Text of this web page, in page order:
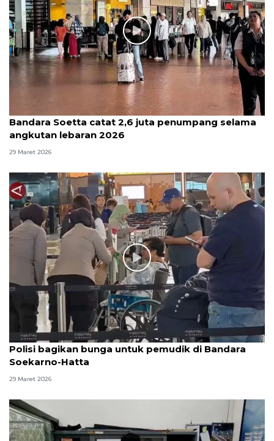
Bandara Soetta catat 2,6 juta penumpang selama
angkutan lebaran 2026
29 Maret 2026
Polisi bagikan bunga untuk pemudik di Bandara
Soekarno-Hatta
29 Maret 2026